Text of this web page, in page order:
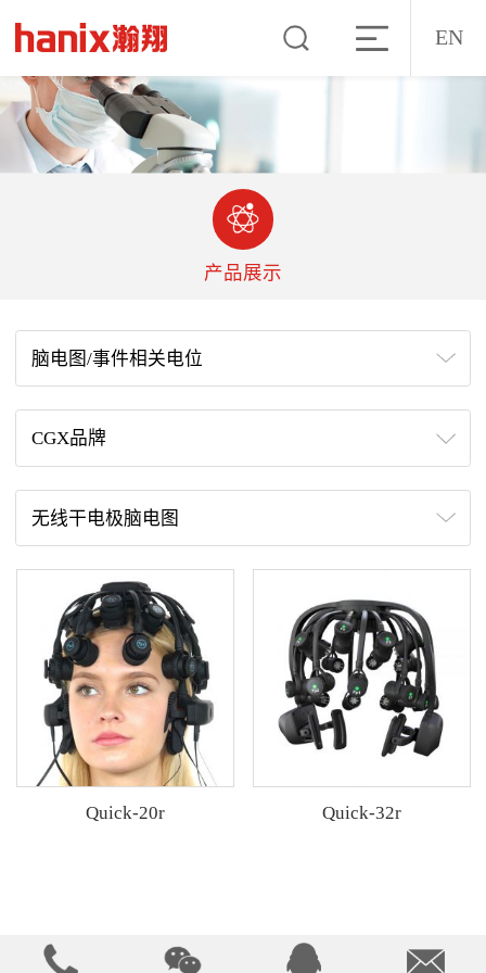
EN
产品展示
脑电图/事件相关电位
CGX品牌
无线干电极脑电图
Quick-20r Quick-32r